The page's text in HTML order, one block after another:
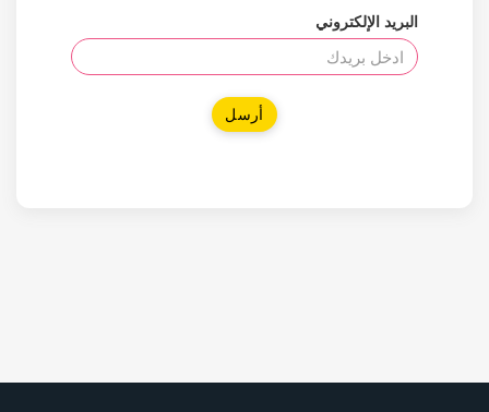
البريد الإلكتروني
أرسل